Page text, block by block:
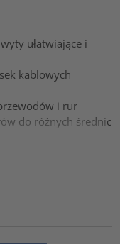
ułatwiające i
kablowych
i rur
do różnych średnic